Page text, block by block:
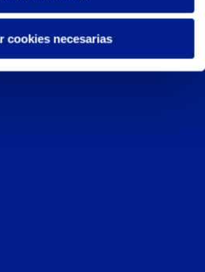
cookies necesarias